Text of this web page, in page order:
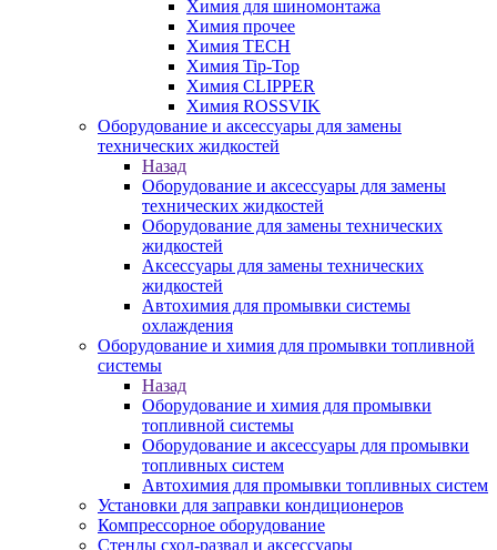
Химия для шиномонтажа
Химия прочее
Химия TECH
Химия Tip-Top
Химия CLIPPER
Химия ROSSVIK
Оборудование и аксессуары для замены
технических жидкостей
Назад
Оборудование и аксессуары для замены
технических жидкостей
Оборудование для замены технических
жидкостей
Аксессуары для замены технических
жидкостей
Автохимия для промывки системы
охлаждения
Оборудование и химия для промывки топливной
системы
Назад
Оборудование и химия для промывки
топливной системы
Оборудование и аксессуары для промывки
топливных систем
Автохимия для промывки топливных систем
Установки для заправки кондиционеров
Компрессорное оборудование
Стенды сход-развал и аксессуары